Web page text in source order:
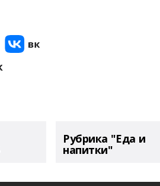
Рубрика "Еда и
напитки"